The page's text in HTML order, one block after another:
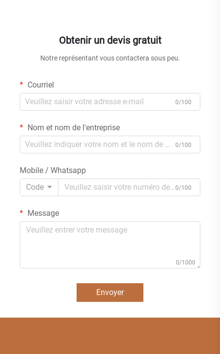
Obtenir un devis gratuit
Notre représentant vous contactera sous peu.
Courriel
0/100
Nom et nom de l'entreprise
0/100
Mobile / Whatsapp
Code
0/100
Message
0/1000
Envoyer